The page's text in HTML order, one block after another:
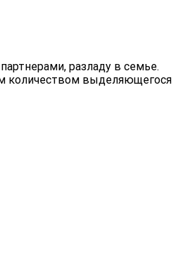
разладу в семье.
количеством выделяющегося